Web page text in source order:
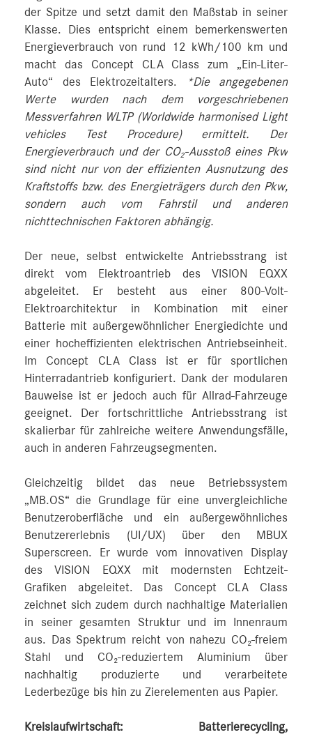
der Spitze und setzt damit den Maßstab in seiner
Klasse. Dies entspricht einem bemerkenswerten
Energieverbrauch von rund 12 kWh/100 km und
macht das Concept CLA Class zum „Ein-Liter-
Auto“ des Elektrozeitalters.
*Die angegebenen
Werte wurden nach dem vorgeschriebenen
Messverfahren WLTP (Worldwide harmonised Light
vehicles Test Procedure) ermittelt. Der
Energieverbrauch und der CO₂-Ausstoß eines Pkw
sind nicht nur von der effizienten Ausnutzung des
Kraftstoffs bzw. des Energieträgers durch den Pkw,
sondern auch vom Fahrstil und anderen
nichttechnischen Faktoren abhängig.
Der neue, selbst entwickelte Antriebsstrang ist
direkt vom Elektroantrieb des VISION EQXX
abgeleitet. Er besteht aus einer 800-Volt-
Elektroarchitektur in Kombination mit einer
Batterie mit außergewöhnlicher Energiedichte und
einer hocheffizienten elektrischen Antriebseinheit.
Im Concept CLA Class ist er für sportlichen
Hinterradantrieb konfiguriert. Dank der modularen
Bauweise ist er jedoch auch für Allrad-Fahrzeuge
geeignet. Der fortschrittliche Antriebsstrang ist
skalierbar für zahlreiche weitere Anwendungsfälle,
auch in anderen Fahrzeugsegmenten.
Gleichzeitig bildet das neue Betriebssystem
„MB.OS“ die Grundlage für eine unvergleichliche
Benutzeroberfläche und ein außergewöhnliches
Benutzererlebnis (UI/UX) über den MBUX
Superscreen. Er wurde vom innovativen Display
des VISION EQXX mit modernsten Echtzeit-
Grafiken abgeleitet. Das Concept CLA Class
zeichnet sich zudem durch nachhaltige Materialien
in seiner gesamten Struktur und im Innenraum
aus. Das Spektrum reicht von nahezu CO₂-freiem
Stahl und CO₂-reduziertem Aluminium über
nachhaltig produzierte und verarbeitete
Lederbezüge bis hin zu Zierelementen aus Papier.
Kreislaufwirtschaft: Batterierecycling,